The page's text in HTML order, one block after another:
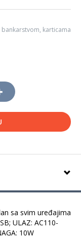
karticama
sa svim uređajima
ULAZ: AC110-
10W